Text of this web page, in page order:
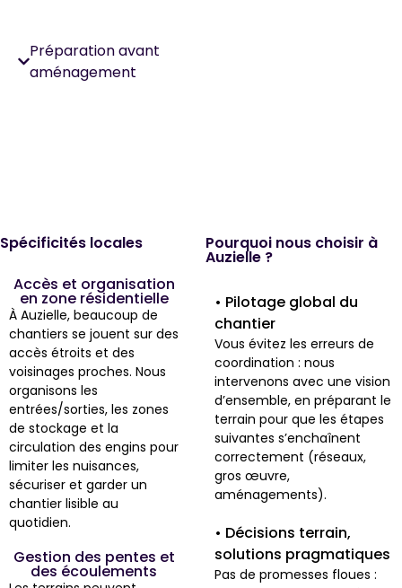
Préparation avant
aménagement
Spécificités locales
Accès et organisation
en zone résidentielle
À Auzielle, beaucoup de
chantiers se jouent sur des
accès étroits et des
voisinages proches. Nous
organisons les
entrées/sorties, les zones
de stockage et la
circulation des engins pour
limiter les nuisances,
sécuriser et garder un
chantier lisible au
quotidien.
Gestion des pentes et
des écoulements
Pourquoi nous choisir à
Auzielle ?
• Pilotage global du
chantier
Vous évitez les erreurs de
coordination : nous
intervenons avec une vision
d’ensemble, en préparant le
terrain pour que les étapes
suivantes s’enchaînent
correctement (réseaux,
gros œuvre,
aménagements).
• Décisions terrain,
solutions pragmatiques
Pas de promesses floues :